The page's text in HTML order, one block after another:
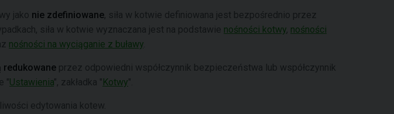
jako nie zdefiniowane, siła w kotwie definiowana jest bezpośrednio przez
siła w kotwie wyznaczana jest na podstawie nośności kotwy, nośności
nośności na wyciąganie z buławy
redukowane przez odpowiedni współczynnik bezpieczeństwa lub współczynnik
"Ustawienia", zakładka "Kotwy".
edytowania kotew.